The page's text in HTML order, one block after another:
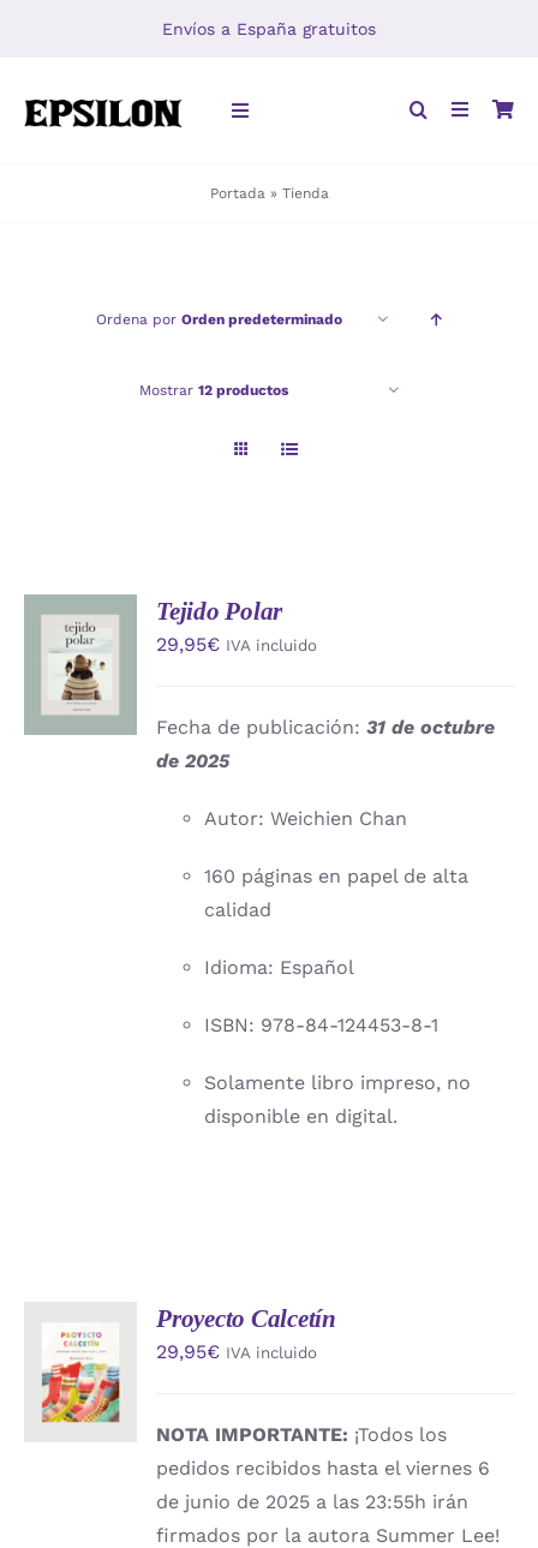
Envíos a España gratuitos
Toggle
Portada » Tienda
Ordena por Orden predeterminado
Mostrar 12 productos
AÑADIR
AL
CARRITO
/
DETALLES
Tejido Polar
29,95€ IVA incluido
Fecha de publicación:31 de octubre
de 2025
Autor: Weichien Chan
160 páginas en papel de alta
calidad
Idioma: Español
ISBN: 978-84-124453-8-1
Solamente libro impreso, no
disponible en digital.
AÑADIR
AL
CARRITO
/
DETALLES
Proyecto Calcetín
29,95€ IVA incluido
NOTA IMPORTANTE: ¡Todos los
pedidos recibidos hasta el viernes 6
de junio de 2025 a las 23:55h irán
firmados por la autora Summer Lee!